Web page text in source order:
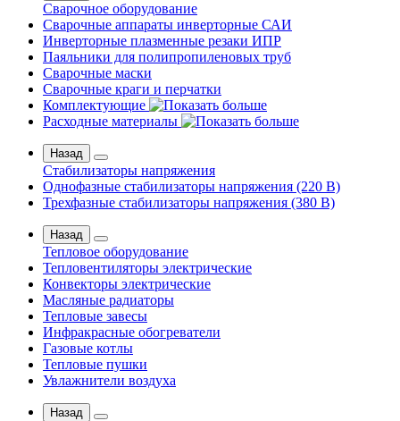
Сварочное оборудование
Сварочные аппараты инверторные САИ
Инверторные плазменные резаки ИПР
Паяльники для полипропиленовых труб
Сварочные маски
Сварочные краги и перчатки
Комплектующие
Расходные материалы
Назад
Стабилизаторы напряжения
Однофазные стабилизаторы напряжения (220 В)
Трехфазные стабилизаторы напряжения (380 В)
Назад
Тепловое оборудование
Тепловентиляторы электрические
Конвекторы электрические
Масляные радиаторы
Тепловые завесы
Инфракрасные обогреватели
Газовые котлы
Тепловые пушки
Увлажнители воздуха
Назад